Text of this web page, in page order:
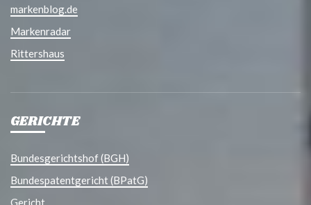
markenblog.de
Markenradar
Rittershaus
GERICHTE
Bundesgerichtshof (BGH)
Bundespatentgericht (BPatG)